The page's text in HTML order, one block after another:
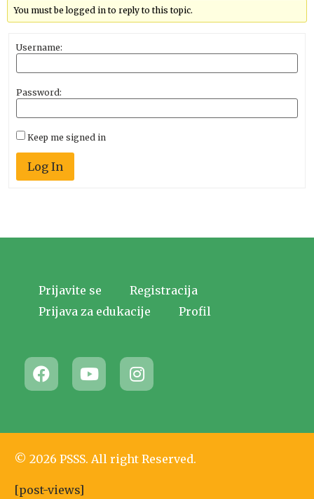
You must be logged in to reply to this topic.
Username:
Password:
Keep me signed in
Log In
Prijavite se
Registracija
Prijava za edukacije
Profil
© 2026 PSSS. All right Reserved.
[post-views]